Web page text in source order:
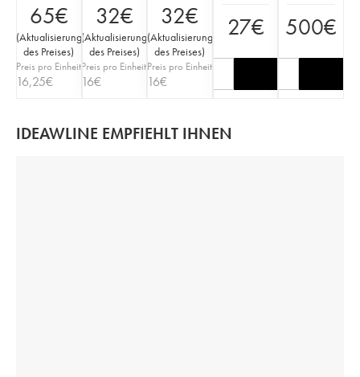
65€
(Aktualisierung
des Preises)
Preis pro Einheit
16,25€
32€
(Aktualisierung
des Preises)
Preis pro Einheit
16€
32€
(Aktualisierung
des Preises)
Preis pro Einheit
16€
27€ 500€
IDEAWLINE EMPFIEHLT IHNEN